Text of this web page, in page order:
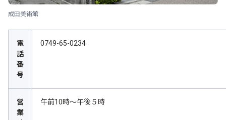
成田美術館
電
話
番
号
0749-65-0234
営
業
午前10時～午後５時